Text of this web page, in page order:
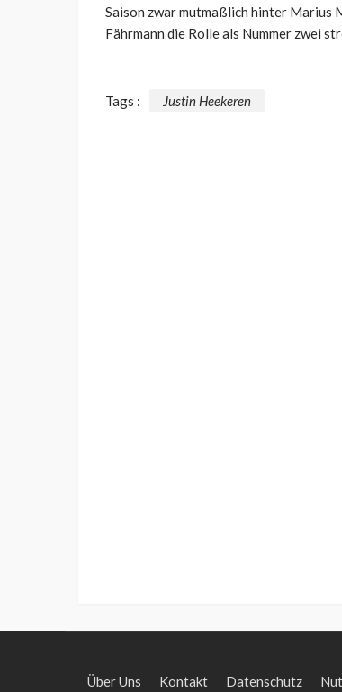
Saison zwar mutmaßlich hinter Marius
Fährmann die Rolle als Nummer zwei
Tags : Justin Heekeren
Über Uns Kontakt Datenschutz